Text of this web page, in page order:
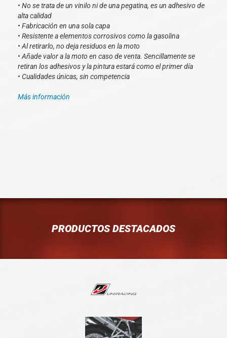
• No se trata de un vinilo ni de una pegatina, es un adhesivo de
alta calidad
• Fabricación en una sola capa
• Resistente a elementos corrosivos como la gasolina
• Al retirarlo, no deja residuos en la moto
• Añade valor a la moto en caso de venta. Sencillamente se
retiran los adhesivos y la pintura estará como el primer día
• Cualidades únicas, sin competencia
Más información
PRODUCTOS DESTACADOS